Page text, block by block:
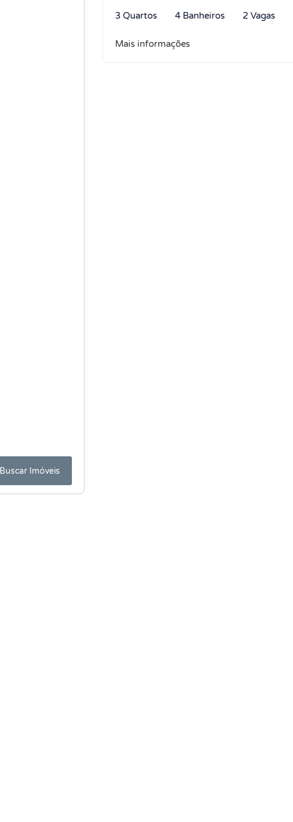
Buscar Imóveis
3 Quartos 4 Banheiros 2 Vagas
Mais informações